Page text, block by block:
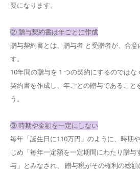
要になります。
② 贈与契約書は年ごとに作成
贈与契約書とは、贈与者 と受贈者が、合
す。
10年間の贈与を 1 つの契約にするのでは
契約書を作成し、年ごとの贈与であること
う。
③ 時期や金額を一定にしない
毎年「誕生日に110万円」のように、時期
じめ「毎年一定額を一定期間にわたり贈
与」とみなされ、 贈与税がその権利の総